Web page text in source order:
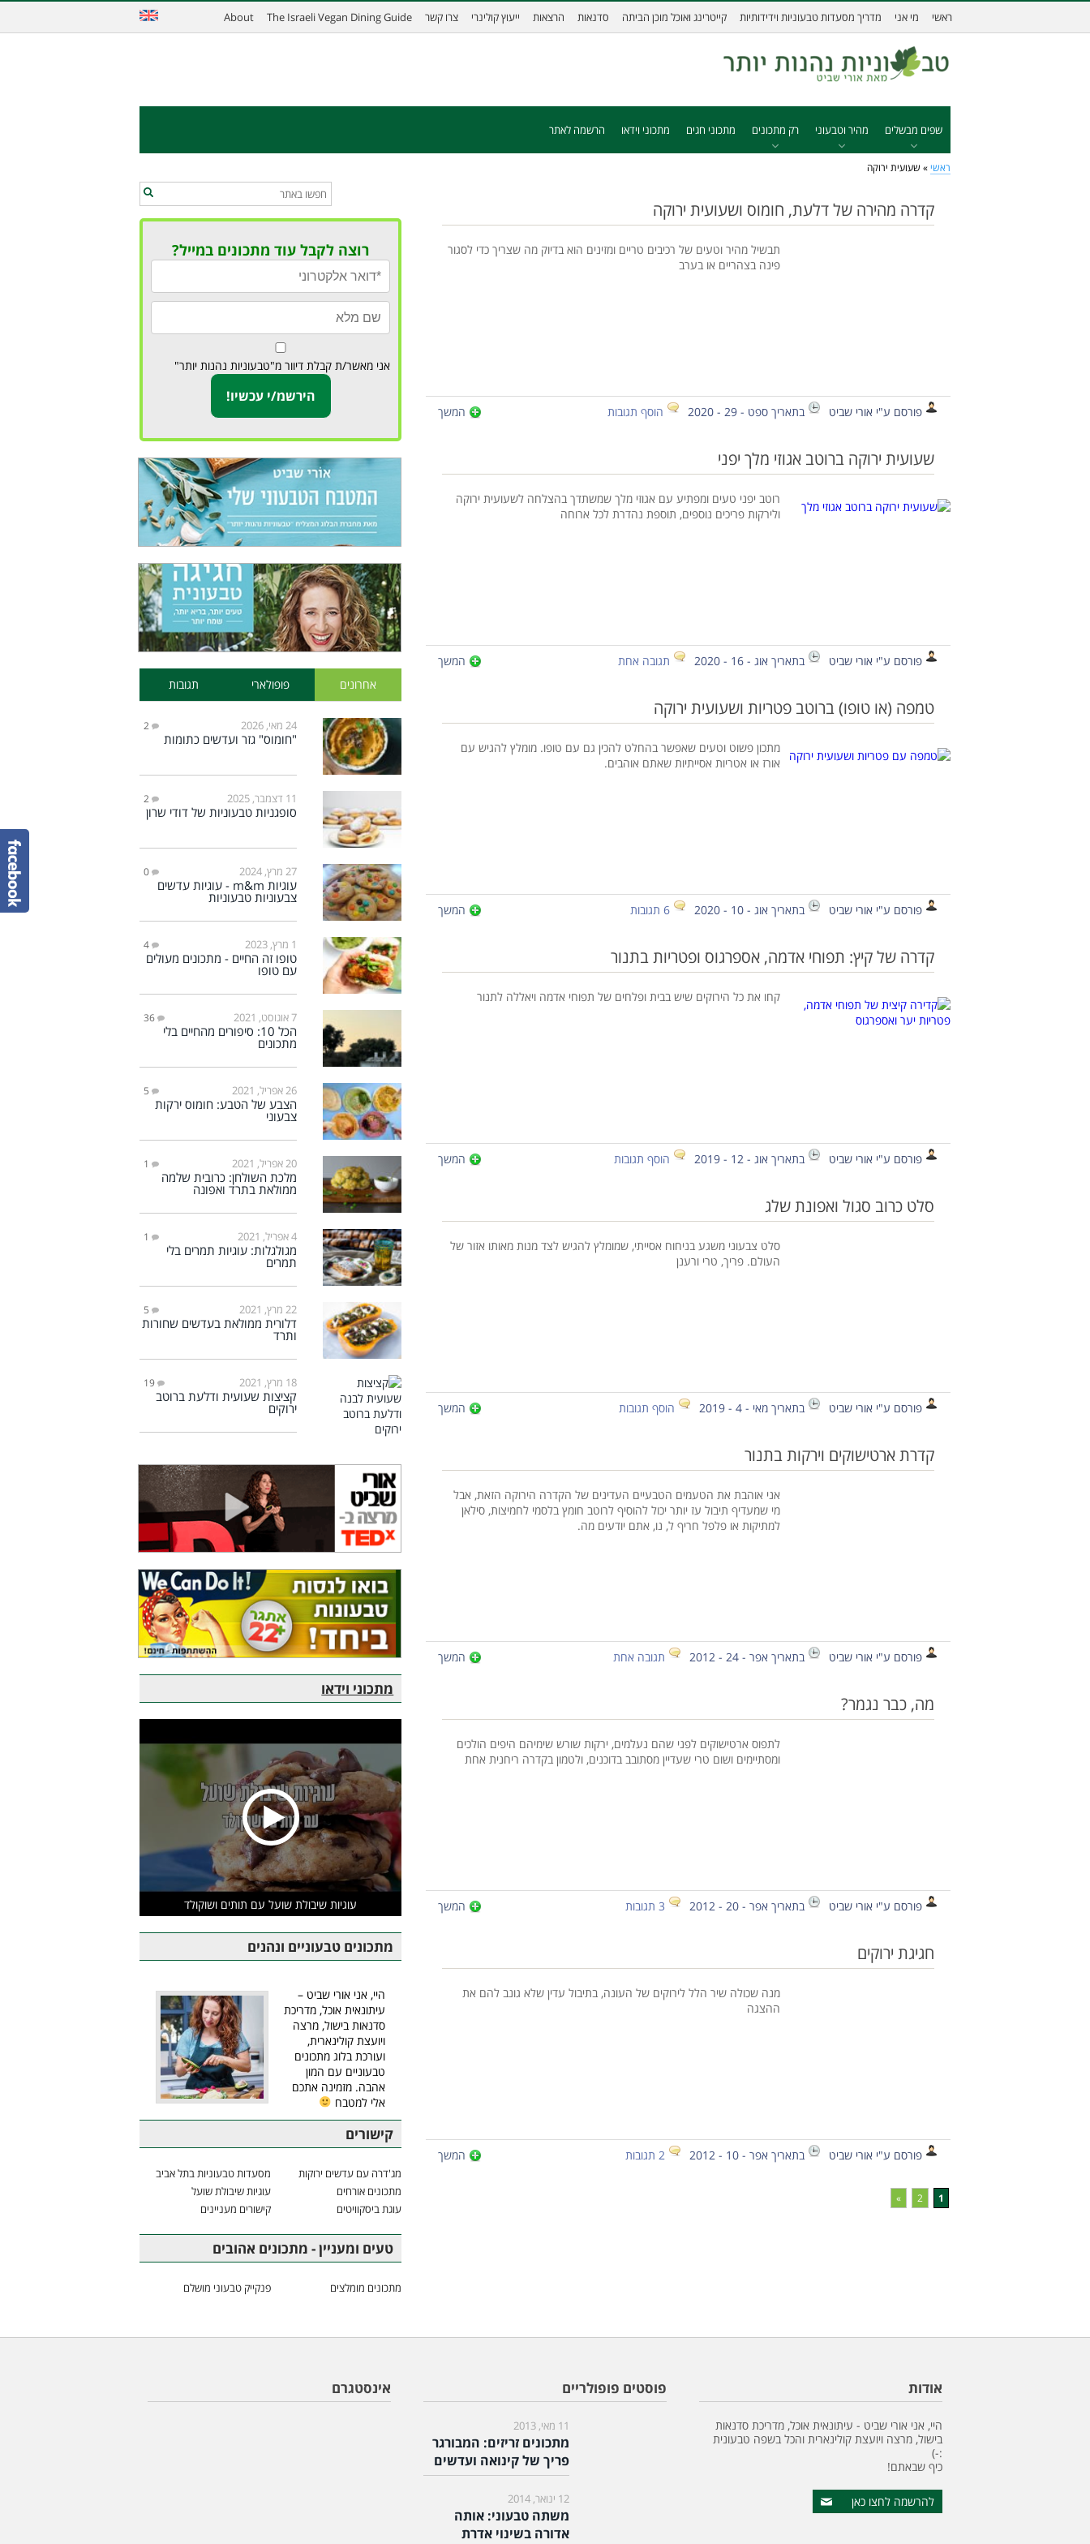
ראשי מי אני מדריך מסעדות טבעוניות וידידותיות קייטרינג ואוכל מוכן הביתה סדנאות הרצאות ייעוץ קולינרי צרו קשר The Israeli Vegan Dining Guide
About
שפים מבשלים מהיר וטבעוני רק מתכונים מתכוני חגים מתכוני וידאו הרשמה לאתר
ראשי » שעועית ירוקה
קדרה מהירה של דלעת, חומוס ושעועית ירוקה
תבשיל מהיר וטעים של רכיבים טריים ומזינים הוא בדיוק מה שצריך כדי לסגור
פינה בצהריים או בערב
פורסם ע"י אורי שביט בתאריך ספט - 29 - 2020 הוסף תגובות המשך
שעועית ירוקה ברוטב אגוזי מלך יפני
רוטב יפני טעים ומפתיע עם אגוזי מלך שמשתדך בהצלחה לשעועית ירוקה
ולירקות פריכים נוספים, תוספת נהדרת לכל ארוחה
פורסם ע"י אורי שביט בתאריך אוג - 16 - 2020 תגובה אחת המשך
טמפה (או טופו) ברוטב פטריות ושעועית ירוקה
מתכון פשוט וטעים שאפשר בהחלט להכין גם עם טופו. מומלץ להגיש עם
אורז או אטריות אסייתיות שאתם אוהבים.
פורסם ע"י אורי שביט בתאריך אוג - 10 - 2020 6 תגובות המשך
קדרה של קיץ: תפוחי אדמה, אספרגוס ופטריות בתנור
קחו את כל הירוקים שיש בבית ופלחים של תפוחי אדמה ויאללה לתנור
פורסם ע"י אורי שביט בתאריך אוג - 12 - 2019 הוסף תגובות המשך
סלט כרוב סגול ואפונת שלג
סלט צבעוני משגע בניחוח אסייתי, שמומלץ להגיש לצד מנות מאותו אזור של
העולם. פריך, טרי ורענן
פורסם ע"י אורי שביט בתאריך מאי - 4 - 2019 הוסף תגובות המשך
קדרת ארטישוקים וירקות בתנור
אני אוהבת את הטעמים הטבעיים העדינים של הקדרה הירוקה הזאת, אבל
מי שמעדיף תיבול עז יותר יכול להוסיף לרוטב חומץ בלסמי לחמיצות, סילאן
למתיקות או פלפל חריף ל, נו, אתם יודעים מה.
פורסם ע"י אורי שביט בתאריך אפר - 24 - 2012 תגובה אחת המשך
מה, כבר נגמר?
לתפוס ארטישוקים לפני שהם נעלמים, ירקות שורש שימיהם היפים הולכים
ומסתיימים ושום טרי שעדיין מסתובב בדוכנים, ולטמון בקדרה ריחנית אחת
פורסם ע"י אורי שביט בתאריך אפר - 20 - 2012 3 תגובות המשך
חגיגת ירוקים
מנה שכולה שיר הלל לירוקים של העונה, בתיבול עדין שלא גונב להם את
ההצגה
פורסם ע"י אורי שביט בתאריך אפר - 10 - 2012 2 תגובות המשך
1
2
»
רוצה לקבל עוד מתכונים במייל?
אני מאשר/ת קבלת דיוור מ"טבעוניות נהנות יותר"
אחרונים פופולארי תגובות
24 מאי, 2026 2
"חומוס" גזר ועדשים כתומות
11 דצמבר, 2025 2
סופגניות טבעוניות של דודי שרון
27 מרץ, 2024 0
עוגיות m&m - עוגיות עדשים
צבעוניות טבעוניות
1 מרץ, 2023 4
טופו זה החיים - מתכונים מעולים
עם טופו
7 אוגוסט, 2021 36
הכל 10: סיפורים מהחיים בלי
מתכונים
26 אפריל, 2021 5
הצבע של הטבע: חומוס ירקות
צבעוני
20 אפריל, 2021 1
מלכת השולחן: כרובית שלמה
ממולאת בתרד ואפונה
4 אפריל, 2021 1
מגולגלות: עוגיות תמרים בלי
תמרים
22 מרץ, 2021 5
דלורית ממולאת בעדשים שחורות
ותרד
18 מרץ, 2021 19
קציצות שעועית ודלעת ברוטב
ירוקים
מתכוני וידאו
עוגיות שיבולת שועל עם תותים ושוקולד
מתכונים טבעוניים ונהנים
היי, אני אורי שביט –
עיתונאית אוכל, מדריכת
סדנאות בישול, מרצה
ויועצת קולינארית,
ועורכת בלוג מתכונים
טבעוניים עם המון
אהבה. מזמינה אתכם
אלי למטבח
קישורים
מג'דרה עם עדשים ירוקות
מסעדות טבעוניות בתל אביב
מתכונים אורחים
עוגיות שיבולת שועל
עוגת ביסקוויטים
קישורים מעניינים
טעים ומעניין - מתכונים אהובים
מתכונים מומלצים פנקייק טבעוני מושלם
אודות
היי, אני אורי שביט - עיתונאית אוכל, מדריכת סדנאות
בישול, מרצה ויועצת קולינארית והכל בשפה טבעונית
:-)
כיף שבאתם!
להרשמה לחצו כאן
פוסטים פופולריים
11 מאי, 2013
מתכונים זריזים: המבורגר
פריך של קינואה ועדשים
12 ינואר, 2014
משתה טבעוני: אותה
אדורה בשינוי אדרת
אינסטגרם